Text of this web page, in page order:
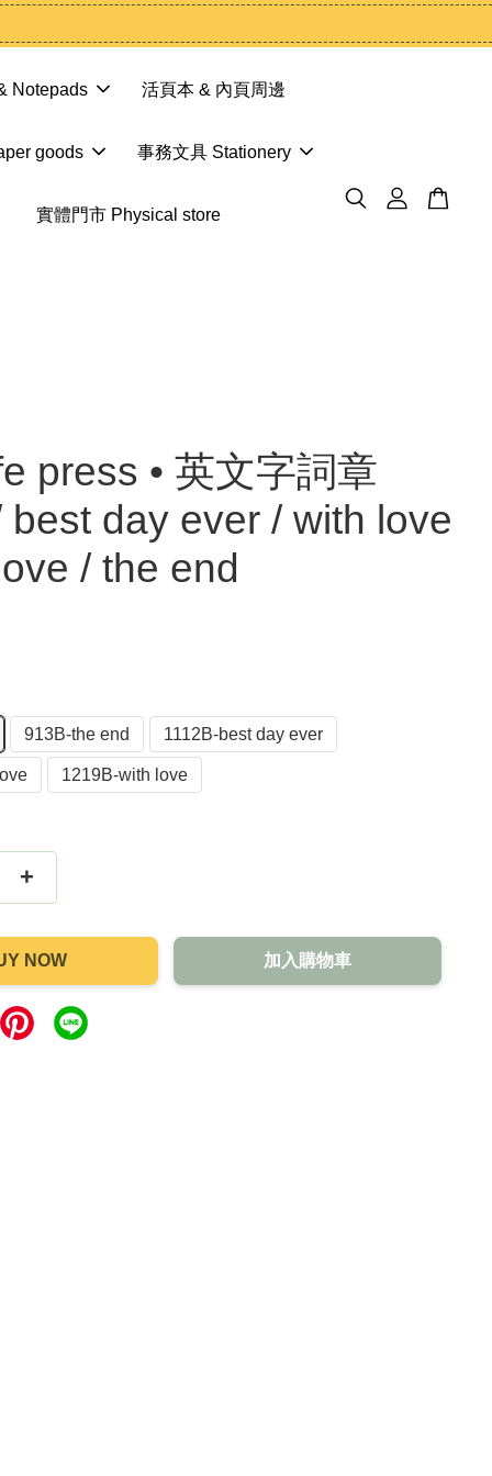
Notepads 活頁本 & 內頁周邊
goods 事務文具 Stationery
實體門市 Physical store
press • 英文字詞章
best day ever / with love
/ the end
913B-the end 1112B-best day ever
1219B-with love
+
NOW 加入購物車